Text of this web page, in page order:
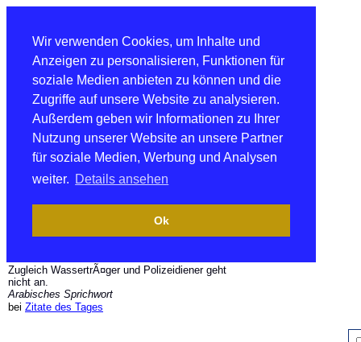
Wir verwenden Cookies, um Inhalte und
Anzeigen zu personalisieren, Funktionen für
soziale Medien anbieten zu können und die
Zugriffe auf unsere Website zu analysieren.
Außerdem geben wir Informationen zu Ihrer
Nutzung unserer Website an unsere Partner
für soziale Medien, Werbung und Analysen
weiter. Details ansehen
Ok
Zugleich WassertrÃ¤ger und Polizeidiener geht
nicht an.
Arabisches Sprichwort
bei Zitate des Tages